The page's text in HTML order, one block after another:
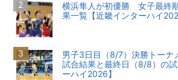
横浜隼人が初優勝 女子最終
果一覧【近畿インターハイ
男子3日目（8/7）決勝トーナ
試合結果と最終日（8/8）の
ーハイ2026】